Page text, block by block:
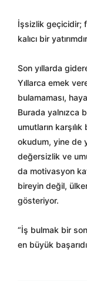
İşsizlik geçicidir;
kalıcı bir
Son yıllarda
Yıllarca emek
bulamaması,
Burada yalnızca
umutların
okudum, yine de
değersizlik ve
da motivasyon
bireyin değil,
gösteriyor.
“İş bulmak bir
en büyük